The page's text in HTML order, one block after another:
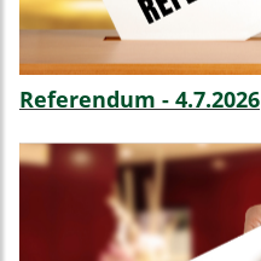
Referendum - 4.7.2026